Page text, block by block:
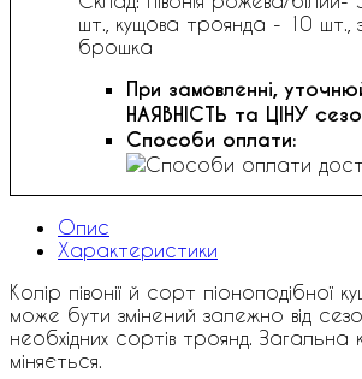
шт., кущова троянда - 10 шт.,
брошка
При замовленні,
НАЯВНІСТЬ та ЦІНУ
Способи оплати:
Опис
Характеристики
Колір півонії й сорт піоноподібної
може бути змінений залежно від
необхідних сортів троянд. Загальна
міняється.